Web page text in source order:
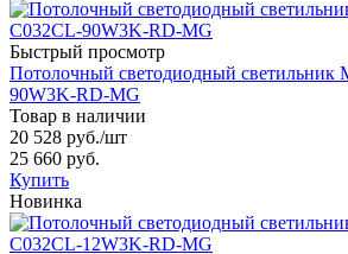
Быстрый просмотр
Потолочный светодиодный светильник
90W3K-RD-MG
Товар в наличии
20 528 руб./шт
25 660 руб.
Купить
Новинка